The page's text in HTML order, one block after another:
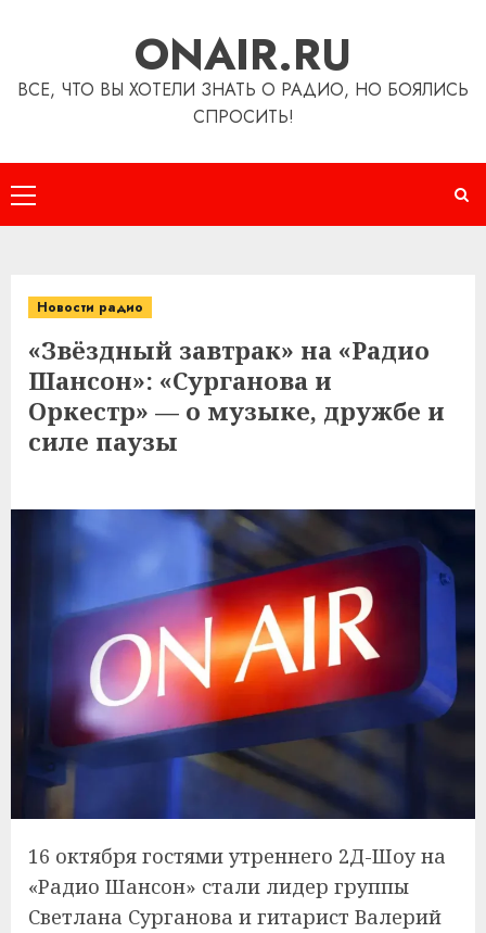
ONAIR.RU
ВСЕ, ЧТО ВЫ ХОТЕЛИ ЗНАТЬ О РАДИО, НО БОЯЛИСЬ
СПРОСИТЬ!
Основное
меню
Новости радио
«Звёздный завтрак» на «Радио
Шансон»: «Сурганова и
Оркестр» — о музыке, дружбе и
силе паузы
16 октября гостями утреннего 2Д-Шоу на
«Радио Шансон» стали лидер группы
Светлана Сурганова и гитарист Валерий